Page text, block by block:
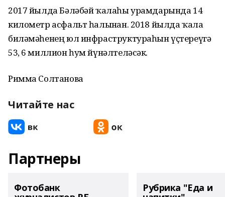
2017 йылда Бәләбәй ҡалаһы урамдарында 14
километр асфальт һалынған. 2018 йылда ҡала
биләмәһенең юл инфраструктураһын үҫтереүгә
53, 6 миллион һум йүнәлтеләсәк.
Римма Солтанова
Читайте нас
Партнеры
Фотобанк Рубрика "Еда и